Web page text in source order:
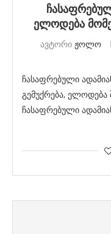
ელოდება
ავტორი ჟოლო
ჩასაფრებული
გემუქრება,
ჩასაფრებული